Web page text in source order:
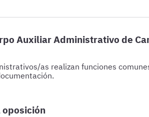
Auxiliar Administrativo de
as realizan funciones
oposición